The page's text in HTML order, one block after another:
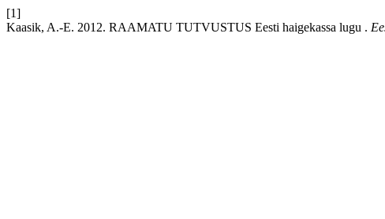
[1]
Kaasik, A.-E. 2012. RAAMATU TUTVUSTUS Eesti haigekassa lugu .